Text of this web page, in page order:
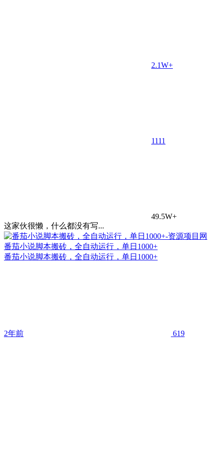
2.1W+
1111
49.5W+
这家伙很懒，什么都没有写...
番茄小说脚本搬砖，全自动运行，单日1000+
番茄小说脚本搬砖，全自动运行，单日1000+
2年前 619